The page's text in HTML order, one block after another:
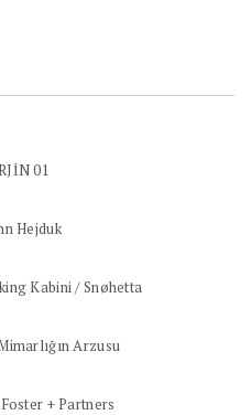
01
Hejduk
Kabini / Snøhetta
Arzusu
+ Partners